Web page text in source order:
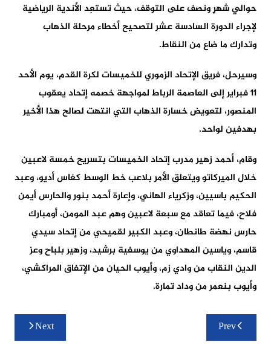
حوالي شهرٍ ونصف على التوقف، حيث تستعِد الأندية الرياضية
لإجراء الدورة السادسة عشر لتصحيح أخطاء مرحلة الذهاب
وتدارك ما ضاع من النقاط.
وسيرحل، فريق الإتحاد الزموري للخميسات لكرة القدم، يوم الأحد
11 فبراير إلى العاصمة الرباط لمواجهة خصمه إتحاد يعقوب
المنصور، لتعويض خسارة الذهاب التي انتهت لصالح هذا الأخير
بهدفين لواحد.
وقام، أحمد زهير مدرب إتحاد الخميسات بتسريح خمسة لاعبين
خلال الميركاتو ويتعلق الأمر بلاعب خط الوسط كغاس أديو، وعبد
الحكيم باسيين، وزكرياء الهاني، وإعارة أحمد بنور والحارس أيمن
فلاح، فيما تعاقد مع سبعة لاعبين وهم عبد المومن، أومبارك
حارس نهضة طانطان، وعبد الكبير لقميحي من إتحاد سيدي
قاسم، وياسين المهداوي من يوسفية برشيد، وزهير بلباح وعز
الدين النقاب من وادي زم، وأيوب الحيان من الإتفاق المراكشي،
وأيوب بنعمر من وداد تمارة.
تصفّح
المقالات
Prev
Next